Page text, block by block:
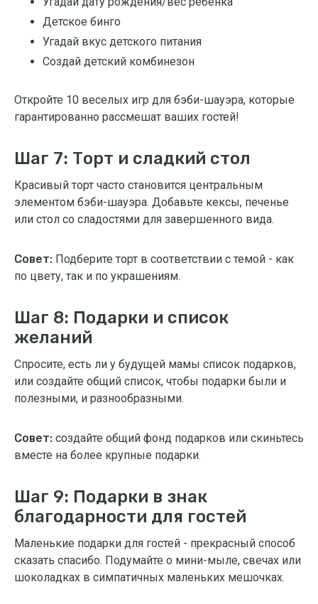
Детское бинго
Угадай вкус детского питания
Создай детский комбинезон
Откройте 10 веселых игр для бэби-шауэра, которые
гарантированно рассмешат ваших гостей!
Шаг 7: Торт и сладкий стол
Красивый торт часто становится центральным
элементом бэби-шауэра. Добавьте кексы, печенье
или стол со сладостями для завершенного вида.
Совет: Подберите торт в соответствии с темой - как
по цвету, так и по украшениям.
Шаг 8: Подарки и список
желаний
Спросите, есть ли у будущей мамы список подарков,
или создайте общий список, чтобы подарки были и
полезными, и разнообразными.
Совет: создайте общий фонд подарков или скиньтесь
вместе на более крупные подарки.
Шаг 9: Подарки в знак
благодарности для гостей
Маленькие подарки для гостей - прекрасный способ
сказать спасибо. Подумайте о мини-мыле, свечах или
шоколадках в симпатичных маленьких мешочках.